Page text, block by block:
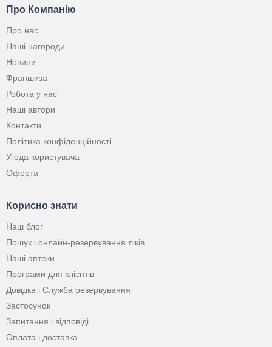
Про Компанію
Про нас
Наші нагороди
Новини
Франшиза
Робота у нас
Наші автори
Контакти
Політика конфіденційності
Угода користувача
Оферта
Корисно знати
Наш блог
Пошук і онлайн-резервування ліків
Наші аптеки
Програми для клієнтів
Довідка і Служба резервування
Застосунок
Запитання і відповіді
Оплата і доставка